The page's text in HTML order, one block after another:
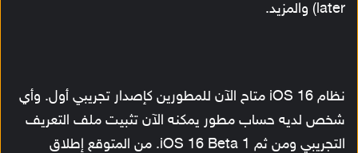
later) والمزيد.
نظام iOS 16 متاح الآن للمطورين كإصدار تجريبي أول. وأي
شخص لديه حساب مطور يمكنه الآن تثبيت ملف التعريف
التجريبي ومن ثم iOS 16 Beta 1. من المتوقع إطلاق